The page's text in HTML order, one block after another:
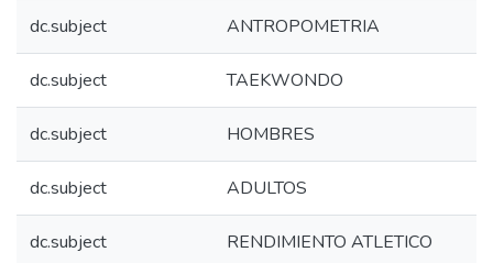
dc.subject ANTROPOMETRIA
dc.subject TAEKWONDO
dc.subject HOMBRES
dc.subject ADULTOS
dc.subject RENDIMIENTO ATLETICO